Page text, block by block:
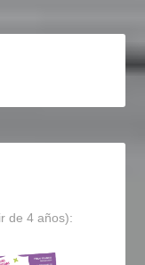
de 4 años):